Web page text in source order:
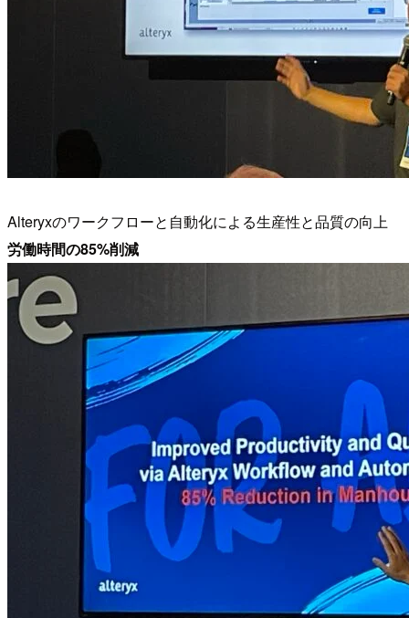
Alteryxのワークフローと自動化による生産性と品質の向上
労働時間の85%削減